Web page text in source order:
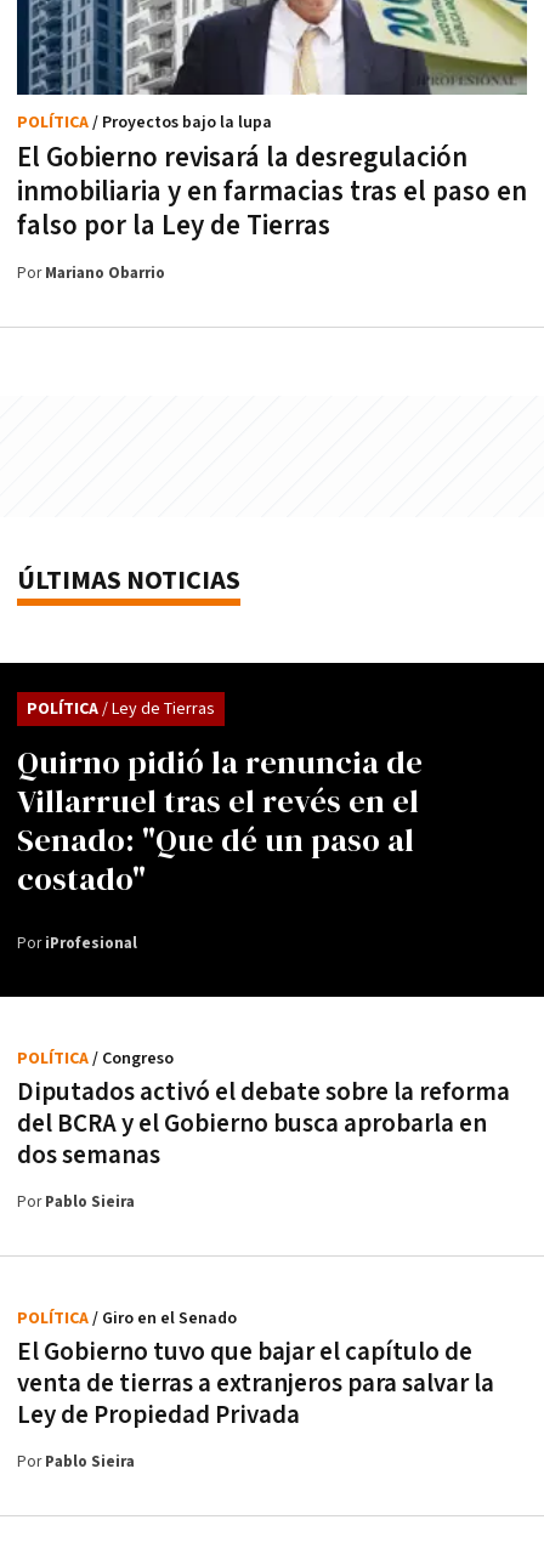
El Gobierno revisará la desregulación
inmobiliaria y en farmacias tras el paso en
falso por la Ley de Tierras
POLÍTICA/ Proyectos bajo la lupa
PorMariano Obarrio
ÚLTIMAS NOTICIAS
Quirno pidió la renuncia de
Villarruel tras el revés en el
Senado: "Que dé un paso al
costado"
POLÍTICA/ Ley de Tierras
PoriProfesional
Diputados activó el debate sobre la reforma
del BCRA y el Gobierno busca aprobarla en
dos semanas
POLÍTICA/ Congreso
PorPablo Sieira
El Gobierno tuvo que bajar el capítulo de
venta de tierras a extranjeros para salvar la
Ley de Propiedad Privada
POLÍTICA/ Giro en el Senado
PorPablo Sieira